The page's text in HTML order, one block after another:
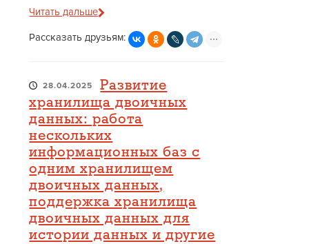
Читать дальше
Рассказать друзьям:
28.04.2025
Развитие
хранилища двоичных
данных: работа
нескольких
информационных баз с
одним хранилищем
двоичных данных,
поддержка хранилища
двоичных данных для
истории данных и другие